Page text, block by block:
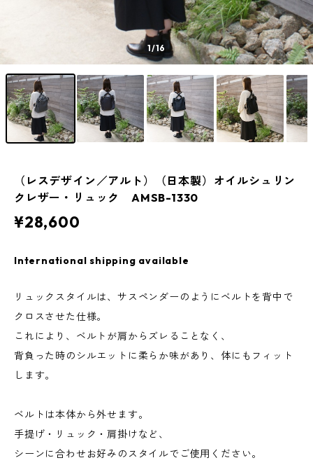
1/16
（レスデザイン／アルト）（日本製）オイルシュリン
クレザー・リュック AMSB-1330
¥28,600
International shipping available
リュックスタイルは、サスペンダーのようにベルトを背中で
クロスさせた仕様。
これにより、ベルトが肩からズレることなく、
背負った時のシルエットに柔らか味があり、体にもフィット
します。
ベルトは本体から外せます。
手提げ・リュック・肩掛けなど、
シーンに合わせお好みのスタイルでご使用ください。